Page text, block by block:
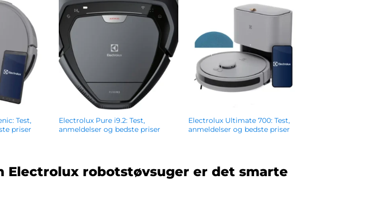
Test,
priser
Electrolux Pure i9.2: Test,
anmeldelser og bedste priser
Electrolux Ultimate 700: Test,
anmeldelser og bedste priser
Electrolux robotstøvsuger er det smarte